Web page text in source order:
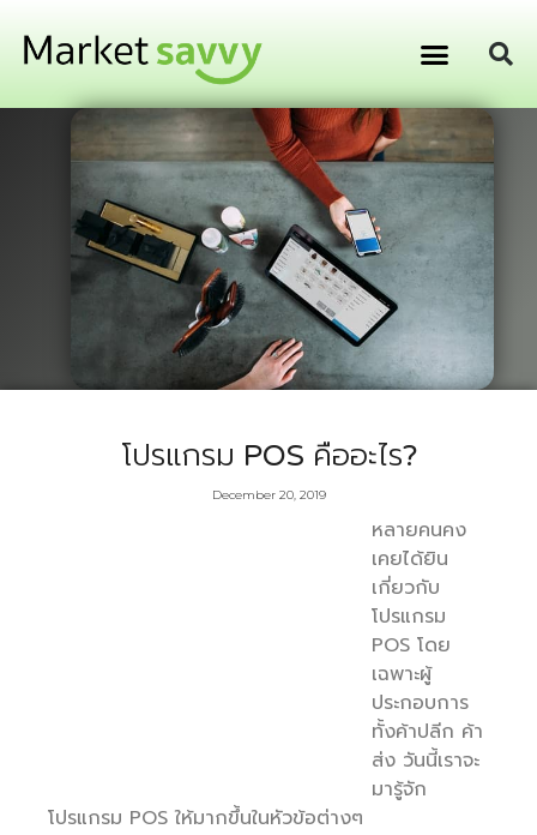
โปรแกรม POS คืออะไร?
December 20, 2019
หลายคนคง
เคยได้ยิน
เกี่ยวกับ
โปรแกรม
POS โดย
เฉพาะผู้
ประกอบการ
ทั้งค้าปลีก ค้า
ส่ง วันนี้เราจะ
มารู้จัก
โปรแกรม POS ให้มากขึ้นในหัวข้อต่างๆ